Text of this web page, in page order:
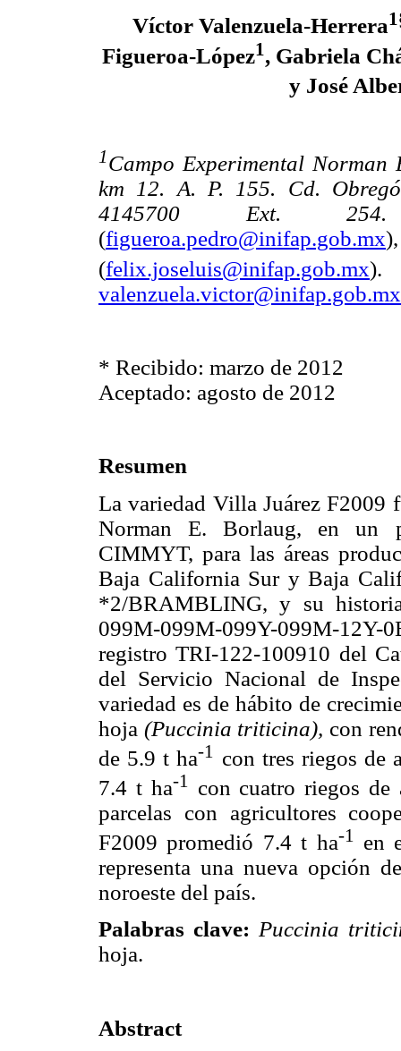
Víctor Valenzuela-Herrera
Figueroa-López1, Gabriela
y José
1Campo Experimental
km 12. A. P. 155. Cd.
4145700 Ext. 254.
(figueroa.pedro@inifap.gob.mx
(felix.joseluis@inifap.gob.mx
valenzuela.victor@inifap.gob.mx
* Recibido: marzo de 2012
Aceptado: agosto de 2012
Resumen
La variedad Villa Juárez F2009
Norman E. Borlaug, en un
CIMMYT, para las áreas
Baja California Sur y Baja
*2/BRAMBLING, y su
099M-099M-099Y-099M-
registro TRI-122-100910 del
del Servicio Nacional de
variedad es de hábito de
hoja (Puccinia triticina), con
de 5.9 t ha-1
con tres riegos de
7.4 t ha-1
con cuatro riegos
parcelas con agricultores
F2009 promedió 7.4 t ha-1
en
representa una nueva opción
noroeste del país.
Palabras clave: Puccinia
hoja.
Abstract